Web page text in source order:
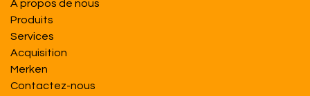
À propos de nous
Produits
Services
Acquisition
M​​erken
Contactez-nous